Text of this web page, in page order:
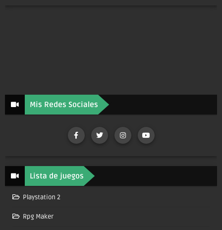
Mis Redes Sociales
Lista de juegos
Playstation 2
Rpg Maker